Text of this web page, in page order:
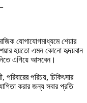
যোগাযোগমাধ্যমে শেয়ার
হয়তো এমন কোনো হৃদয়বান
নিতে এগিয়ে আসবেন।
পরিচয়, চিকিৎসার
করার জন্য সবার প্রতি